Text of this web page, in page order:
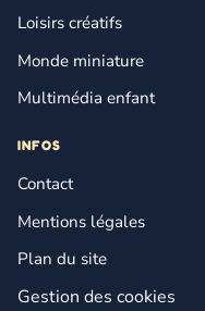
Loisirs créatifs
Monde miniature
Multimédia enfant
INFOS
Contact
Mentions légales
Plan du site
Gestion des cookies